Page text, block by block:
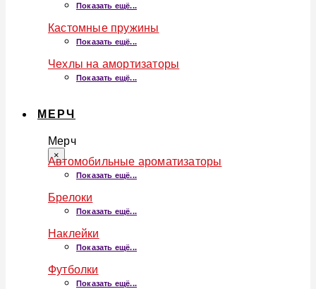
Показать ещё...
Кастомные пружины
Показать ещё...
Чехлы на амортизаторы
Показать ещё...
МЕРЧ
Мерч
×
Автомобильные ароматизаторы
Показать ещё...
Брелоки
Показать ещё...
Наклейки
Показать ещё...
Футболки
Показать ещё...